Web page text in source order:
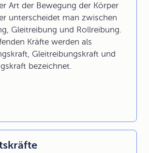
Art der Bewegung der Körper
unterscheidet man zwischen
Gleitreibung und Rollreibung.
Kräfte werden als
Gleitreibungskraft und
bezeichnet.